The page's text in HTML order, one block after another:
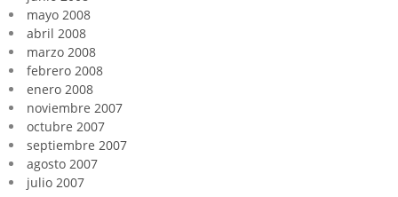
mayo 2008
abril 2008
marzo 2008
febrero 2008
enero 2008
noviembre 2007
octubre 2007
septiembre 2007
agosto 2007
julio 2007